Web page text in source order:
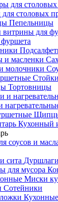
столовых
Пепельницы
Тортовницы
Кухонный
Миски
Сотейники